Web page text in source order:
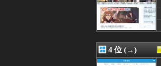
08/09 15:37
08/09 15:35
08/09 15:31
08/09 15:15
08/09 15:00
08/09 15:00
4 位 (→)